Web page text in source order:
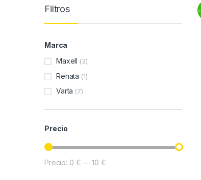
-
Filtros
Marca
Maxell (3)
Renata (1)
Varta (7)
Precio
Precio mínimo
Precio máximo
Precio: 0 € —10 €